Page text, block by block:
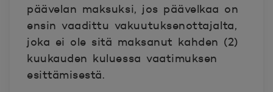
päävelan maksuksi, jos päävelkaa on
ensin vaadittu vakuutuksenottajalta,
joka ei ole sitä maksanut kahden (2)
kuukauden kuluessa vaatimuksen
esittämisestä.